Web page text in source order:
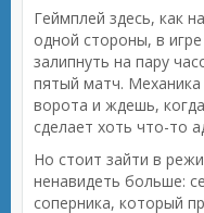
Геймплей здесь, как
одной стороны, в
залипнуть на пару
пятый матч.
ворота и ждешь,
сделает хоть что-то
Но стоит зайти в
ненавидеть больше:
соперника, который